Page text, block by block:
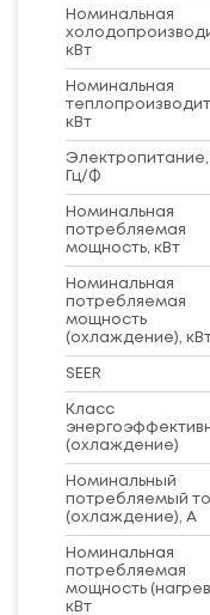
Номинальная
кВт
Номинальная
кВт
Гц/Ф
Номинальная
потребляемая
мощность, кВт
Номинальная
потребляемая
мощность
(охлаждение),
SEER
Класс
(охлаждение)
Номинальный
потребляемый
(охлаждение), А
Номинальная
потребляемая
мощность
кВт